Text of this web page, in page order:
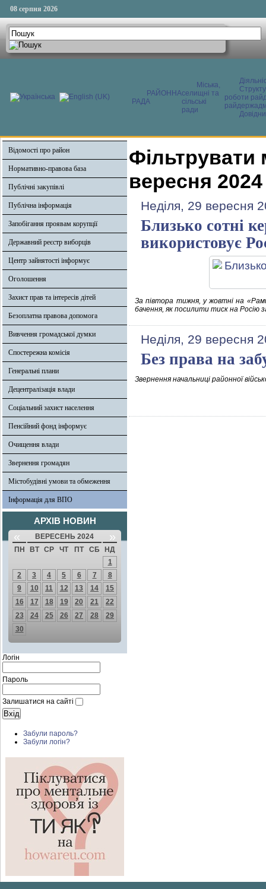
08 серпня 2026
РАЙОННА
РАДА
Міська,
селищні та
сільські
ради
роботи
Відомості про район
Нормативно-правова база
Публічні закупівлі
Публічна інформація
Запобігання проявам корупції
Державний реєстр виборців
Центр зайнятості інформує
Оголошення
Захист прав та інтересів дітей
Безоплатна правова допомога
Вивчення громадської думки
Спостережна комісія
Генеральні плани
Децентралізація влади
Соціальний захист населення
Пенсійний фонд інформує
Очищення влади
Звернення громадян
Містобудівні умови та обмеження
Інформація для ВПО
АРХІВ НОВИН
« ВЕРЕСЕНЬ 2024 »
ПН ВТ СР ЧТ ПТ СБ
НД
1
2
3 4 5 6 7
8
9
10 11 12 13 14
15
16
17 18 19 20 21
22
23
24 25 26 27 28
29
30
Логін
Пароль
Залишатися на сайті
Забули пароль?
Забули логін?
Фільтрувати
вересня 2024
Неділя, 29 вересня
Близько сотні
використовує
За півтора тижня, у жовтні на
бачення, як посилити тиск на Росію
Неділя, 29 вересня
Без права на
Звернення начальниці районної